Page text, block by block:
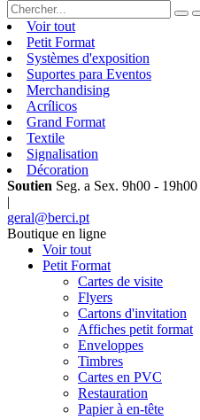
Voir tout
Petit Format
Systèmes d'exposition
Suportes para Eventos
Merchandising
Acrílicos
Grand Format
Textile
Signalisation
Décoration
Soutien Seg. a Sex. 9h00 - 19h00
|
geral@berci.pt
Boutique en ligne
Voir tout
Petit Format
Cartes de visite
Flyers
Cartons d'invitation
Affiches petit format
Enveloppes
Timbres
Cartes en PVC
Restauration
Papier à en-tête